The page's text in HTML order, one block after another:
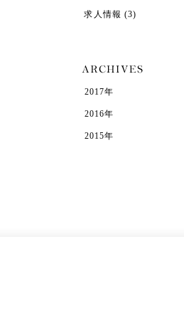
求人情報 (3)
2017年
2016年
2015年